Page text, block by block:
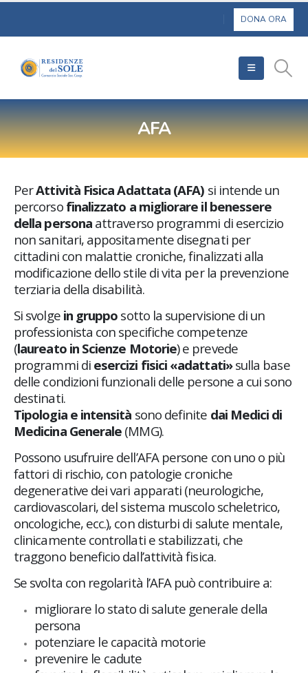
AFA
PerAttività Fisica Adattata (AFA) si intende un
percorso finalizzato a migliorare il benessere
della personaattraverso programmi di esercizio
non sanitari, appositamente disegnati per
cittadini con malattie croniche, finalizzati alla
modificazione dello stile di vita per la prevenzione
terziaria della disabilità.
Si svolge in gruppo sotto la supervisione di un
professionista con specifiche competenze
(laureato in Scienze Motorie) e prevede
programmi di esercizi fisici «adattati»sulla base
delle condizioni funzionali delle persone a cui sono
destinati.
Tipologia e intensità sono definite dai Medici di
Medicina Generale (MMG).
Possono usufruire dell’AFA persone con uno o più
fattori di rischio, con patologie croniche
degenerative dei vari apparati (neurologiche,
cardiovascolari, del sistema muscolo scheletrico,
oncologiche, ecc.), con disturbi di salute mentale,
clinicamente controllati e stabilizzati, che
traggono beneficio dall’attività fisica.
Se svolta con regolarità l’AFA può contribuire a:
migliorare lo stato di salute generale della
persona
potenziare le capacità motorie
prevenire le cadute